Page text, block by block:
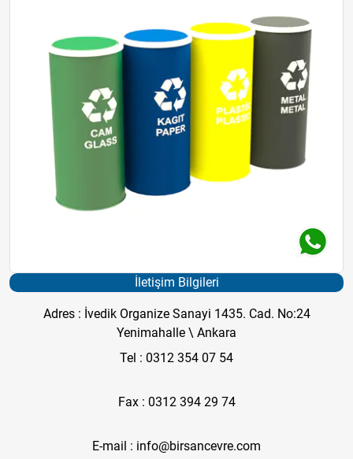
İletişim Bilgileri
Adres : İvedik Organize Sanayi 1435. Cad. No:24
Yenimahalle \ Ankara
Tel : 0312 354 07 54
Fax : 0312 394 29 74
E-mail : info@birsancevre.com